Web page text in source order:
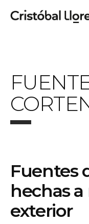
Fuentes
hechas
exterior